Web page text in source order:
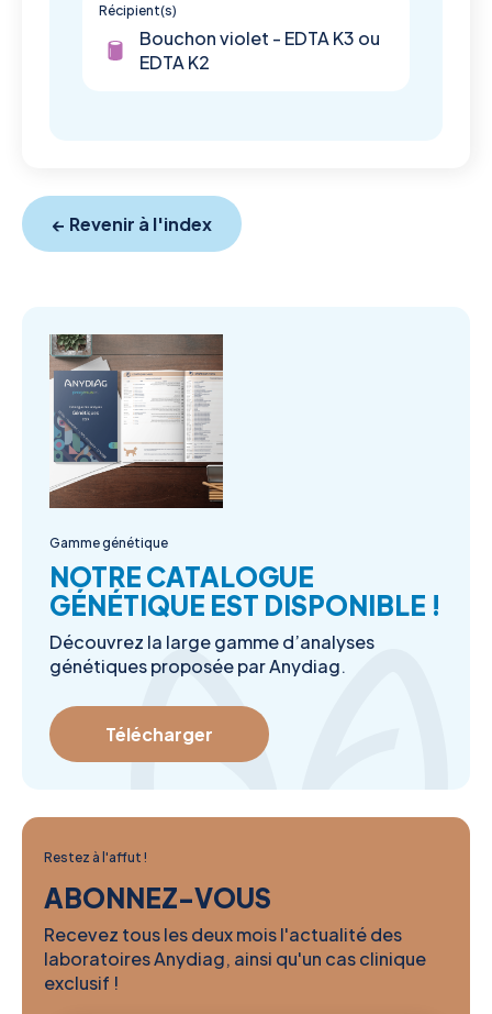
Récipient(s)
Bouchon violet - EDTA K3 ou
EDTA K2
← Revenir à l'index
Gamme génétique
NOTRE CATALOGUE
GÉNÉTIQUE EST DISPONIBLE !
Découvrez la large gamme d’analyses
génétiques proposée par Anydiag.
Télécharger
Restez à l'affut !
ABONNEZ-VOUS
Recevez tous les deux mois l'actualité des
laboratoires Anydiag, ainsi qu'un cas clinique
exclusif !